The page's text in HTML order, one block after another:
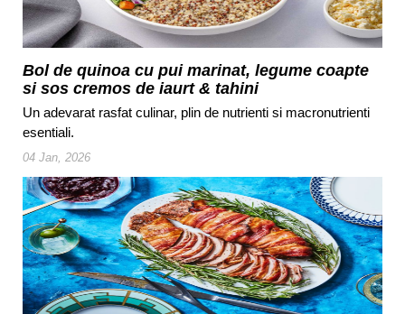
Bol de quinoa cu pui marinat, legume coapte
si sos cremos de iaurt & tahini
Un adevarat rasfat culinar, plin de nutrienti si macronutrienti
esentiali.
04 Jan, 2026